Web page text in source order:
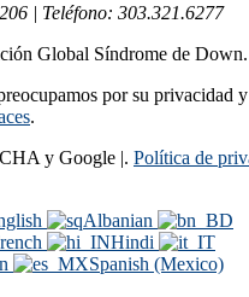
| Teléfono: 303.321.6277
Global Síndrome de
por su
.
y Google |. Política de
Albanian
Hindi
Spanish (Mexico)